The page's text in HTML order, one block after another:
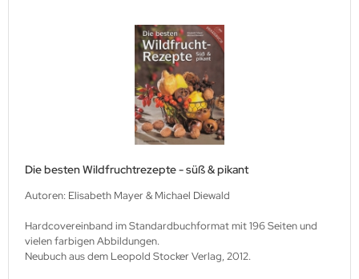
Die besten Wildfruchtrezepte - süß & pikant
Autoren: Elisabeth Mayer & Michael Diewald
Hardcovereinband im Standardbuchformat mit 196 Seiten und
vielen farbigen Abbildungen.
Neubuch aus dem Leopold Stocker Verlag, 2012.